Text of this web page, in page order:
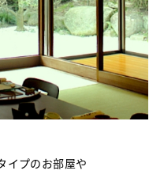
イプのお部屋や